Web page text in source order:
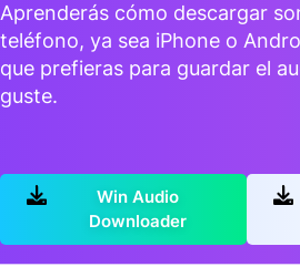
Aprenderás cómo descargar
teléfono, ya sea iPhone o
que prefieras para guardar el
guste.
Win Audio
Downloader